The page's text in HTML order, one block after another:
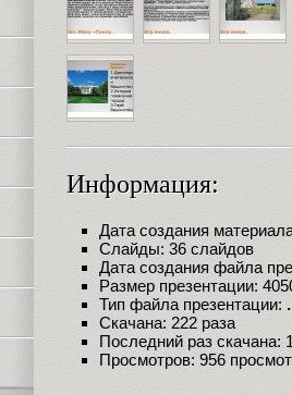
Информация:
Дата создания
Слайды: 36 слайдов
Дата создания файла
Размер презентации:
Тип файла презентации:
Скачана: 222 раза
Последний раз скачана:
Просмотров: 956